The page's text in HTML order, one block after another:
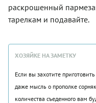
раскрошенный
тарелкам и подавайте.
ХОЗЯЙКЕ НА ЗАМЕТКУ
Если вы захотите
даже мысль о прополке
количества съеденного вам